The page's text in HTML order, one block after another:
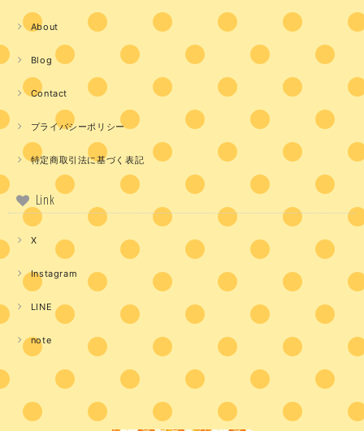
About
Blog
Contact
プライバシーポリシー
特定商取引法に基づく表記
Link
X
Instagram
LINE
note